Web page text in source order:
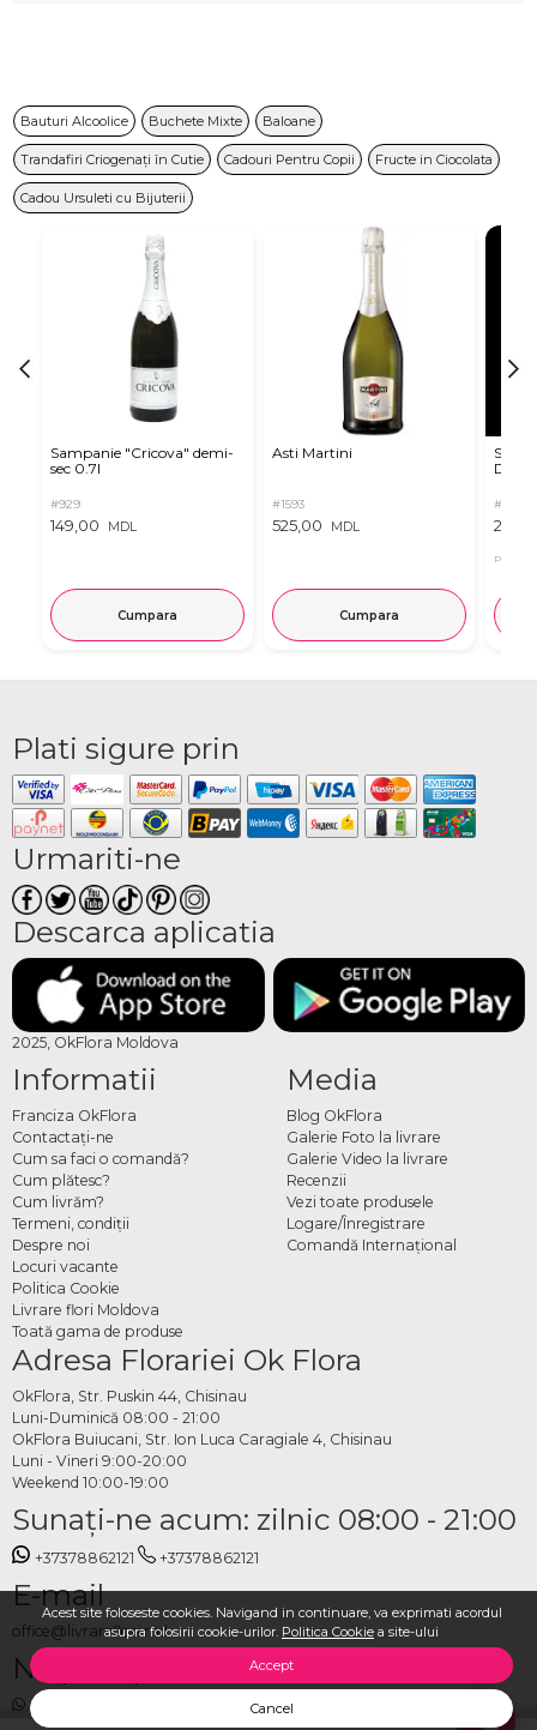
Acest site foloseste cookies. Navigand in continuare, va exprimati acordul
asupra folosirii cookie-urilor. Politica Cookie a site-ului
Accept
Cancel
Bauturi Alcoolice Buchete Mixte Baloane
Trandafiri Criogenați în Cutie Cadouri Pentru Copii Fructe in Ciocolata
Cadou Ursuleti cu Bijuterii
Sampanie "Cricova" demi-
sec 0.7l
#929
149,00 MDL
Cumpara
Asti Martini
#1593
525,00 MDL
Cumpara
Dulce
#2516
Pret in
Plati sigure prin
Urmariti-ne
Descarca aplicatia
2025, OkFlora Moldova
Informatii
Franciza OkFlora
Contactaţi-ne
Cum sa faci o comandă?
Cum plătesc?
Cum livrăm?
Termeni, condiţii
Despre noi
Locuri vacante
Politica Cookie
Livrare flori Moldova
Toată gama de produse
Media
Blog OkFlora
Galerie Foto la livrare
Galerie Video la livrare
Recenzii
Vezi toate produsele
Logare/Înregistrare
Comandă Internațional
Adresa Florariei Ok Flora
OkFlora, Str. Puskin 44, Chisinau
Luni-Duminică 08:00 - 21:00
OkFlora Buiucani, Str. Ion Luca Caragiale 4, Chisinau
Luni - Vineri 9:00-20:00
Weekend 10:00-19:00
Sunaţi-ne acum: zilnic 08:00 - 21:00
+37378862121 +37378862121
E-mail
office@livrareflori.md
Ne puteți contacta:
whatsapp